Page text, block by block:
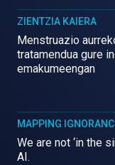
ZIENTZIA KAIERA
Menstruazio
tratamendua gure
emakumeengan
MAPPING
We are not ‘in the
AI.